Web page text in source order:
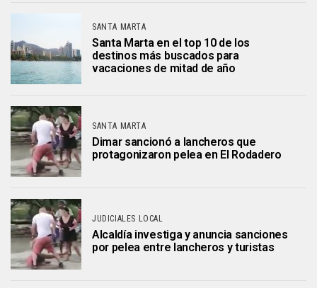
SANTA MARTA
Santa Marta en el top 10 de los
destinos más buscados para
vacaciones de mitad de año
SANTA MARTA
Dimar sancionó a lancheros que
protagonizaron pelea en El Rodadero
JUDICIALES LOCAL
Alcaldía investiga y anuncia sanciones
por pelea entre lancheros y turistas